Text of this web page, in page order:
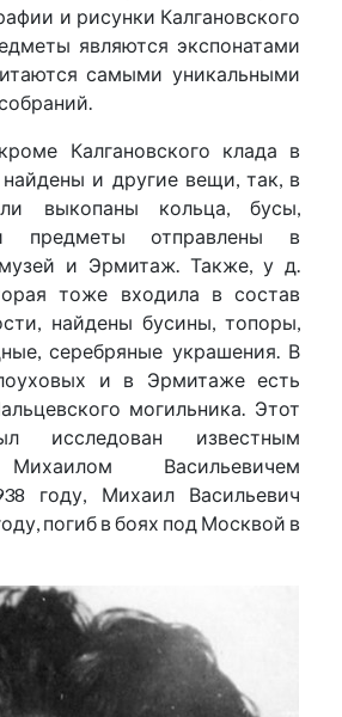
и рисунки Калгановского
являются экспонатами
самыми уникальными
Калгановского клада в
и другие вещи, так, в
выкопаны кольца, бусы,
предметы отправлены в
и Эрмитаж. Также, у д.
тоже входила в состав
найдены бусины, топоры,
серебряные украшения. В
и в Эрмитаже есть
могильника. Этот
исследован известным
Васильевичем
году, Михаил Васильевич
погиб в боях под Москвой в